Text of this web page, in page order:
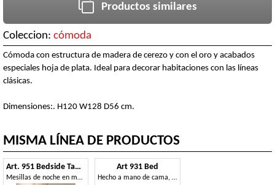
Productos similares
Coleccion: cómoda
Cómoda con estructura de madera de cerezo y con el oro y acabados
especiales hoja de plata. Ideal para decorar habitaciones con las líneas
clásicas.
Dimensiones:. H120 W128 D56 cm.
MISMA LÍNEA DE PRODUCTOS
Art. 951 Bedside Table
Mesillas de noche en madera de cerezo, detalles de la hoja de plata, para habitaciones de hotel
Art 931 Bed
Hecho a mano de cama, tallado, de habitaciones de lujo